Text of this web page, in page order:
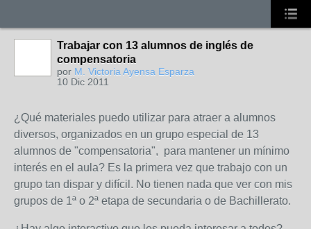
Trabajar con 13 alumnos de inglés de
compensatoria
por M. Victoria Ayensa Esparza
10 Dic 2011
¿Qué materiales puedo utilizar para atraer a alumnos
diversos, organizados en un grupo especial de 13
alumnos de "compensatoria", para mantener un mínimo
interés en el aula? Es la primera vez que trabajo con un
grupo tan dispar y difícil. No tienen nada que ver con mis
grupos de 1ª o 2ª etapa de secundaria o de Bachillerato.